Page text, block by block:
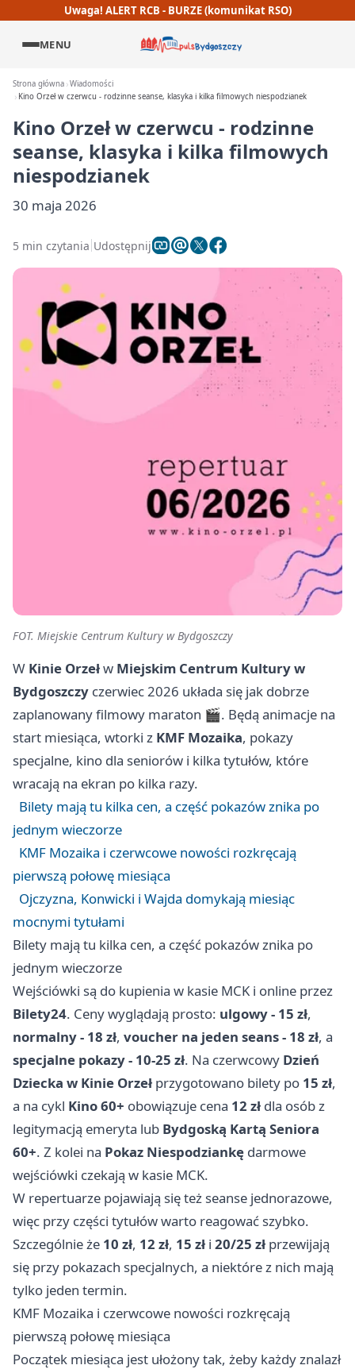
Uwaga! ALERT RCB - BURZE (komunikat RSO)
MENU
Strona główna Wiadomości
Kino Orzeł w czerwcu - rodzinne seanse, klasyka i kilka filmowych niespodzianek
Kino Orzeł w czerwcu - rodzinne
seanse, klasyka i kilka filmowych
niespodzianek
30 maja 2026
5 min czytania Udostępnij
FOT. Miejskie Centrum Kultury w Bydgoszczy
W Kinie Orzełw Miejskim Centrum Kultury w
Bydgoszczy czerwiec 2026 układa się jak dobrze
zaplanowany filmowy maraton 🎬. Będą animacje na
start miesiąca, wtorki z KMF Mozaika, pokazy
specjalne, kino dla seniorów i kilka tytułów, które
wracają na ekran po kilka razy.
Bilety mają tu kilka cen, a część pokazów znika po
jednym wieczorze
KMF Mozaika i czerwcowe nowości rozkręcają
pierwszą połowę miesiąca
Ojczyzna, Konwicki i Wajda domykają miesiąc
mocnymi tytułami
Bilety mają tu kilka cen, a część pokazów znika po
jednym wieczorze
Wejściówki są do kupienia w kasie MCK i online przez
Bilety24. Ceny wyglądają prosto: ulgowy - 15 zł,
normalny - 18 zł, voucher na jeden seans - 18 zł, a
specjalne pokazy - 10-25 zł. Na czerwcowy Dzień
Dziecka w Kinie Orzeł przygotowano bilety po 15 zł,
a na cykl Kino 60+ obowiązuje cena 12 zł dla osób z
legitymacją emeryta lub Bydgoską Kartą Seniora
60+. Z kolei na Pokaz Niespodziankę darmowe
wejściówki czekają w kasie MCK.
W repertuarze pojawiają się też seanse jednorazowe,
więc przy części tytułów warto reagować szybko.
Szczególnie że 10 zł, 12 zł, 15 zł i 20/25 zł przewijają
się przy pokazach specjalnych, a niektóre z nich mają
tylko jeden termin.
KMF Mozaika i czerwcowe nowości rozkręcają
pierwszą połowę miesiąca
Początek miesiąca jest ułożony tak, żeby każdy znalazł